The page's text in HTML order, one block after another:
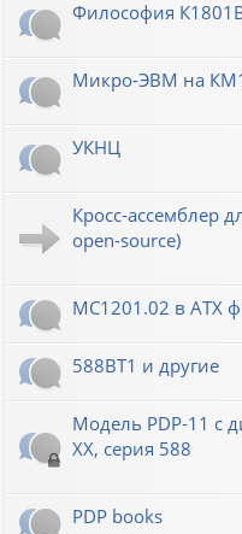
Философия
Микро-ЭВМ на
УКНЦ
Кросс-ассемблер
open-source)
МС1201.02 в ATX
588ВТ1 и другие
Модель PDP-11 с
XX, серия 588
PDP books